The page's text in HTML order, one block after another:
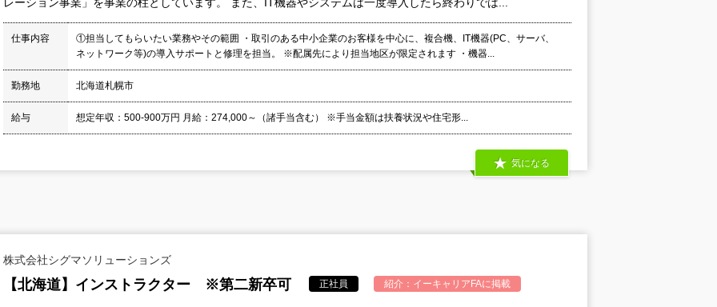
レーション事業」を事業の柱としています。 また、IT機器やシステムは一度導入したら終わりでは...
仕事内容
①担当してもらいたい業務やその範囲 ・取引のある中小企業のお客様を中心に、複合機、IT機器(PC、サーバ、
ネットワーク等)の導入サポートと修理を担当。 ※配属先により担当地区が限定されます ・機器...
勤務地 北海道札幌市
給与 想定年収：500-900万円 月給：274,000～（諸手当含む） ※手当金額は扶養状況や住宅形...
気になる
株式会社シグマソリューションズ
【北海道】インストラクター ※第二新卒可 正社員 紹介： イーキャリアFAに掲載